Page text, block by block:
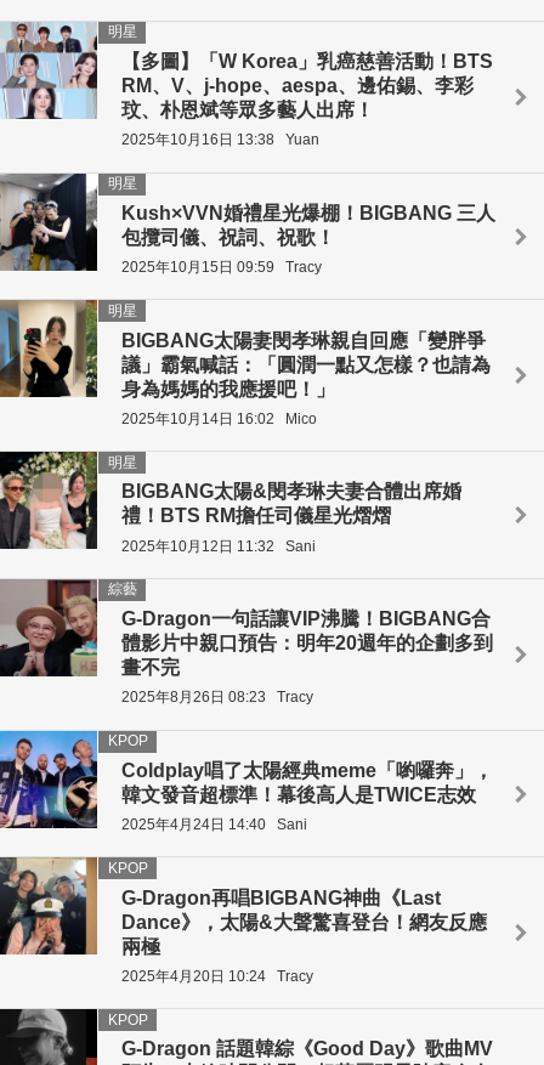
【多圖】「W Korea」乳癌慈善活動！BTS
RM、V、j-hope、aespa、邊佑錫、李彩
玟、朴恩斌等眾多藝人出席！
明星
2025年10月16日 13:38 Yuan
Kush×VVN婚禮星光爆棚！BIGBANG 三人
包攬司儀、祝詞、祝歌！
明星
2025年10月15日 09:59 Tracy
BIGBANG太陽妻閔孝琳親自回應「變胖爭
議」霸氣喊話：「圓潤一點又怎樣？也請為
身為媽媽的我應援吧！」
明星
2025年10月14日 16:02 Mico
BIGBANG太陽&閔孝琳夫妻合體出席婚
禮！BTS RM擔任司儀星光熠熠
明星
2025年10月12日 11:32 Sani
G-Dragon一句話讓VIP沸騰！BIGBANG合
體影片中親口預告：明年20週年的企劃多到
畫不完
綜藝
2025年8月26日 08:23 Tracy
Coldplay唱了太陽經典meme「喲囉奔」，
韓文發音超標準！幕後高人是TWICE志效
KPOP
2025年4月24日 14:40 Sani
G-Dragon再唱BIGBANG神曲《Last
Dance》，太陽&大聲驚喜登台！網友反應
兩極
KPOP
2025年4月20日 10:24 Tracy
G-Dragon 話題韓綜《Good Day》歌曲MV
KPOP